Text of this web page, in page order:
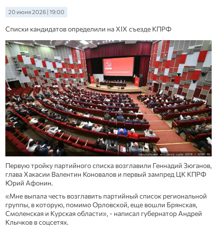
20 июня 2026 | 19:00
Списки кандидатов определили на XIX съезде КПРФ
Первую тройку партийного списка возглавили Геннадий Зюганов,
глава Хакасии Валентин Коновалов и первый зампред ЦК КПРФ
Юрий Афонин.
«Мне выпала честь возглавить партийный список региональной
группы, в которую, помимо Орловской, еще вошли Брянская,
Смоленская и Курская области», - написал губернатор Андрей
Клычков в соцсетях.